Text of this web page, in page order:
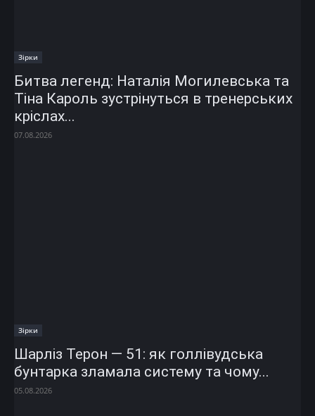
Зірки
Битва легенд: Наталія Могилевська та
Тіна Кароль зустрінуться в тренерських
кріслах...
07.08.2026
Зірки
Шарліз Терон — 51: як голлівудська
бунтарка зламала систему та чому...
05.08.2026